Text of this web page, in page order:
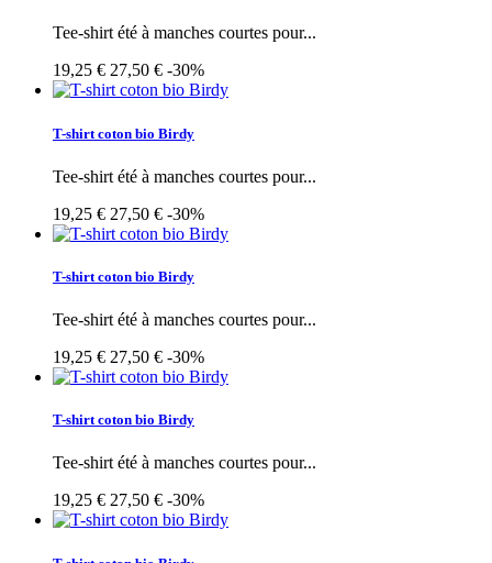
Tee-shirt été à manches courtes pour...
19,25 € 27,50 € -30%
T-shirt coton bio Birdy
Tee-shirt été à manches courtes pour...
19,25 € 27,50 € -30%
T-shirt coton bio Birdy
Tee-shirt été à manches courtes pour...
19,25 € 27,50 € -30%
T-shirt coton bio Birdy
Tee-shirt été à manches courtes pour...
19,25 € 27,50 € -30%